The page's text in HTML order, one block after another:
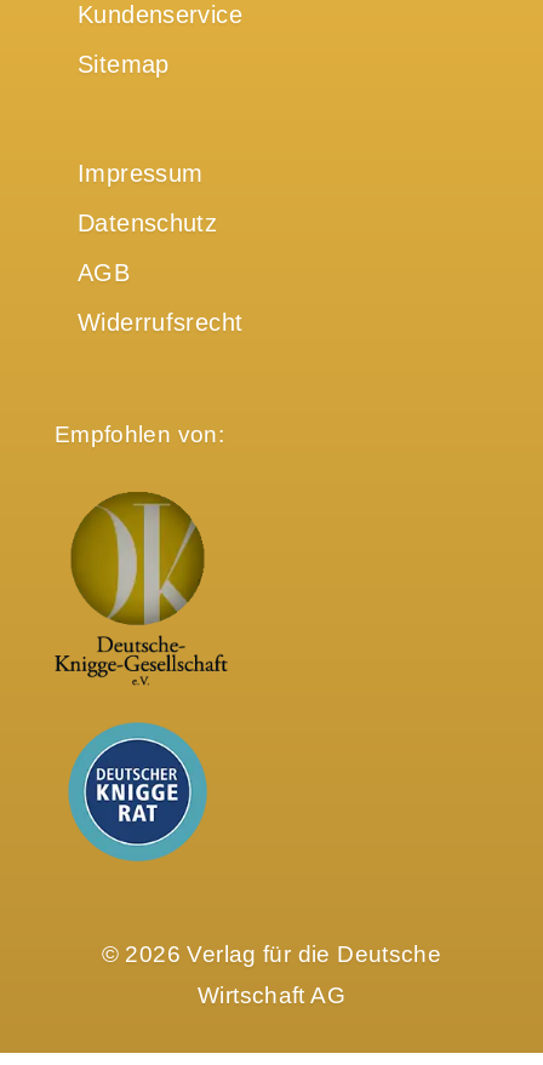
Kundenservice
Sitemap
Impressum
Datenschutz
AGB
Widerrufsrecht
Empfohlen von:
© 2026 Verlag für die Deutsche
Wirtschaft AG